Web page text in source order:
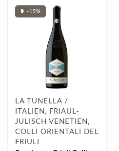
❥ -15%
LA TUNELLA /
ITALIEN, FRIAUL-
JULISCH VENETIEN,
COLLI ORIENTALI DEL
FRIULI